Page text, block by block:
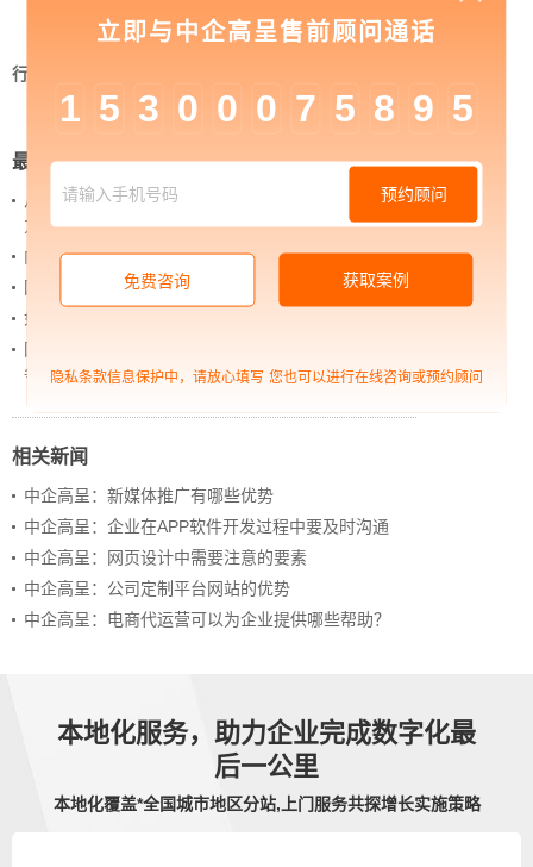
行业资讯
最新新闻
从 “黑神话：悟空” 的成功，看企业网站如何撬动品牌
力量
内容管理：媒体资讯网站搭建的隐藏大BOSS
网站进化的终极形态，你了解吗？
如何借助设计服务打造超级品牌？
网站上线后，如何做好运营工作，让网站持续具备竞
争力？
相关新闻
中企高呈：新媒体推广有哪些优势
中企高呈：企业在APP软件开发过程中要及时沟通
中企高呈：网页设计中需要注意的要素
中企高呈：公司定制平台网站的优势
中企高呈：电商代运营可以为企业提供哪些帮助？
本地化服务，助力企业完成数字化最
后一公里
本地化覆盖*全国城市地区分站,上门服务共探增长实施策略
立即与中企高呈售前顾问通话
1 5 3 0 0 0 7 5 8 9 5
预约顾问
免费咨询 获取案例
隐私条款信息保护中，请放心填写 您也可以进行在线咨询或预约顾问